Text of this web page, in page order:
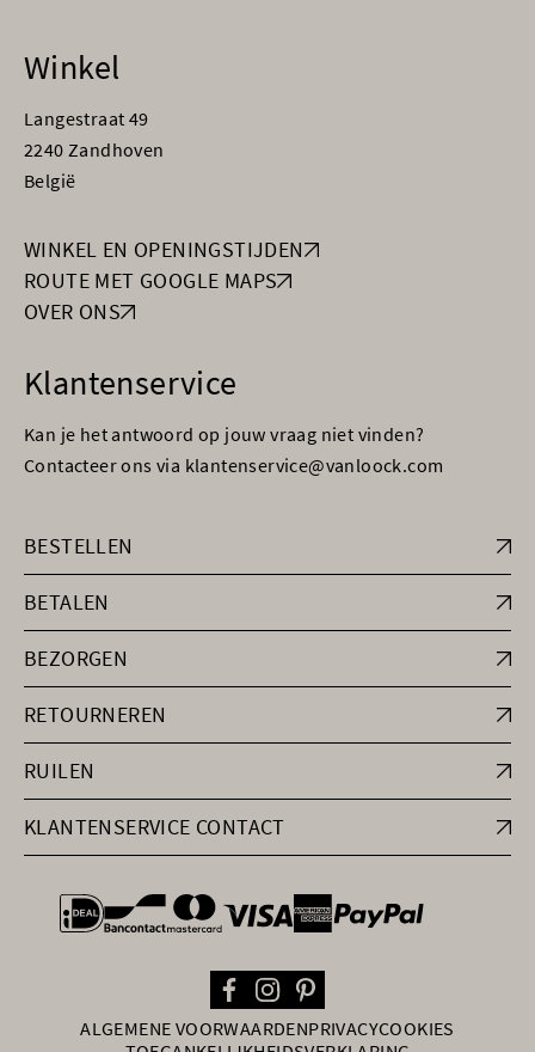
Winkel
Langestraat 49
2240 Zandhoven
België
WINKEL EN OPENINGSTIJDEN
ROUTE MET GOOGLE MAPS
OVER ONS
Klantenservice
Kan je het antwoord op jouw vraag niet vinden?
Contacteer ons via klantenservice@vanloock.com
BESTELLEN
BETALEN
BEZORGEN
RETOURNEREN
RUILEN
KLANTENSERVICE CONTACT
general.paymentOptions
ALGEMENE VOORWAARDENPRIVACYCOOKIES